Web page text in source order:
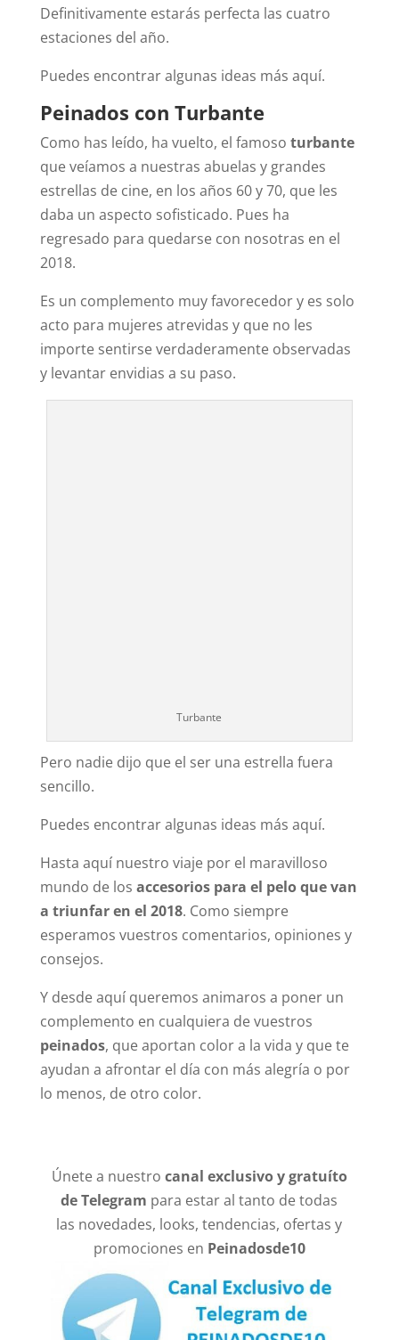
Definitivamente estarás perfecta las cuatro
estaciones del año.
Puedes encontrar algunas ideas más aquí.
Peinados con Turbante
Como has leído, ha vuelto, el famoso turbante
que veíamos a nuestras abuelas y grandes
estrellas de cine, en los años 60 y 70, que les
daba un aspecto sofisticado. Pues ha
regresado para quedarse con nosotras en el
2018.
Es un complemento muy favorecedor y es solo
acto para mujeres atrevidas y que no les
importe sentirse verdaderamente observadas
y levantar envidias a su paso.
Turbante
Pero nadie dijo que el ser una estrella fuera
sencillo.
Puedes encontrar algunas ideas más aquí.
Hasta aquí nuestro viaje por el maravilloso
mundo de los accesorios para el pelo que van
a triunfar en el 2018. Como siempre
esperamos vuestros comentarios, opiniones y
consejos.
Y desde aquí queremos animaros a poner un
complemento en cualquiera de vuestros
peinados, que aportan color a la vida y que te
ayudan a afrontar el día con más alegría o por
lo menos, de otro color.
Únete a nuestro canal exclusivo y gratuíto
de Telegram para estar al tanto de todas
las novedades, looks, tendencias, ofertas y
promociones en Peinadosde10